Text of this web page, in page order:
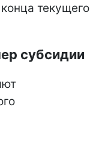
текущего
субсидии